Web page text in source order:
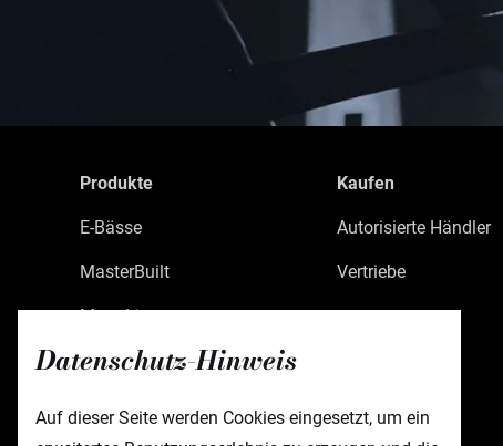
Datenschutz-Hinweis
Auf dieser Seite werden Cookies eingesetzt, um ein
Produkte
E-Bässe
MasterBuilt
MetroLine
MetroExpress
Kaufen
Autorisierte Händler
Vertriebe